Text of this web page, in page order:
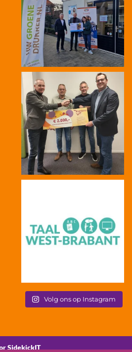
Volg ons op Instagram
SidekickIT